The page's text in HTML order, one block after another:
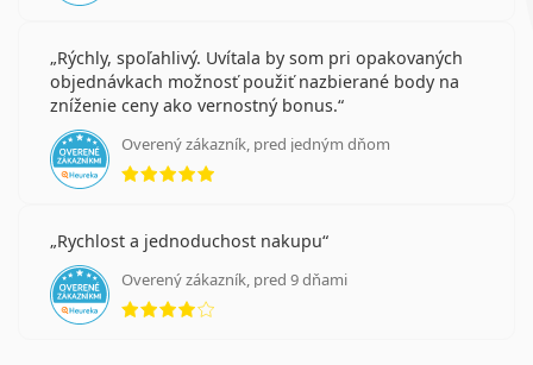
Rýchly, spoľahlivý. Uvítala by som pri opakovaných
objednávkach možnosť použiť nazbierané body na
zníženie ceny ako vernostný bonus.
Overený zákazník, pred jedným dňom
hodnotenie 5 z 5
Rychlost a jednoduchost nakupu
Overený zákazník, pred 9 dňami
hodnotenie 4 z 5